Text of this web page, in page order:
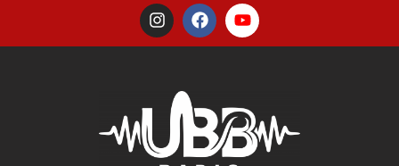
I
n
s
m
F
a
c
o
k
Y
o
u
e